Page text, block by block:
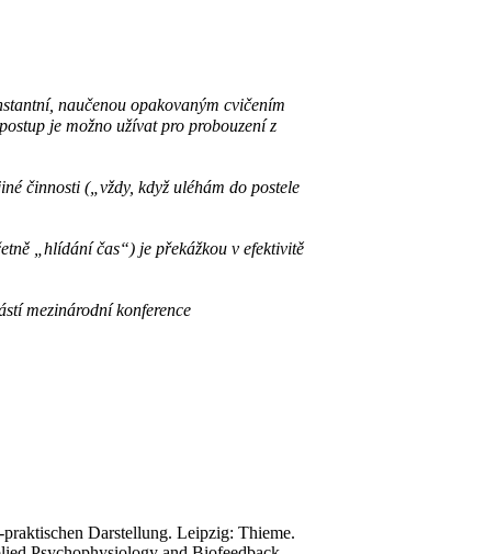
naučenou opakovaným cvičením
je možno užívat pro probouzení z
činnosti („vždy, když uléhám do postele
„hlídání čas“) je překážkou v efektivitě
mezinárodní konference
Darstellung. Leipzig: Thieme.